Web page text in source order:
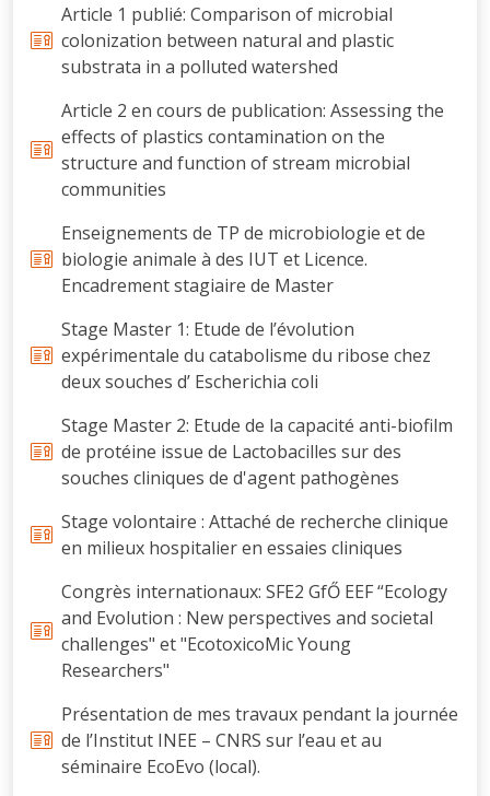
Article 1 publié: Comparison of microbial
colonization between natural and plastic
substrata in a polluted watershed
Article 2 en cours de publication: Assessing the
effects of plastics contamination on the
structure and function of stream microbial
communities
Enseignements de TP de microbiologie et de
biologie animale à des IUT et Licence.
Encadrement stagiaire de Master
Stage Master 1: Etude de l’évolution
expérimentale du catabolisme du ribose chez
deux souches d’ Escherichia coli
Stage Master 2: Etude de la capacité anti-biofilm
de protéine issue de Lactobacilles sur des
souches cliniques de d'agent pathogènes
Stage volontaire : Attaché de recherche clinique
en milieux hospitalier en essaies cliniques
Congrès internationaux: SFE2 GfŐ EEF “Ecology
and Evolution : New perspectives and societal
challenges" et "EcotoxicoMic Young
Researchers"
Présentation de mes travaux pendant la journée
de l’Institut INEE – CNRS sur l’eau et au
séminaire EcoEvo (local).